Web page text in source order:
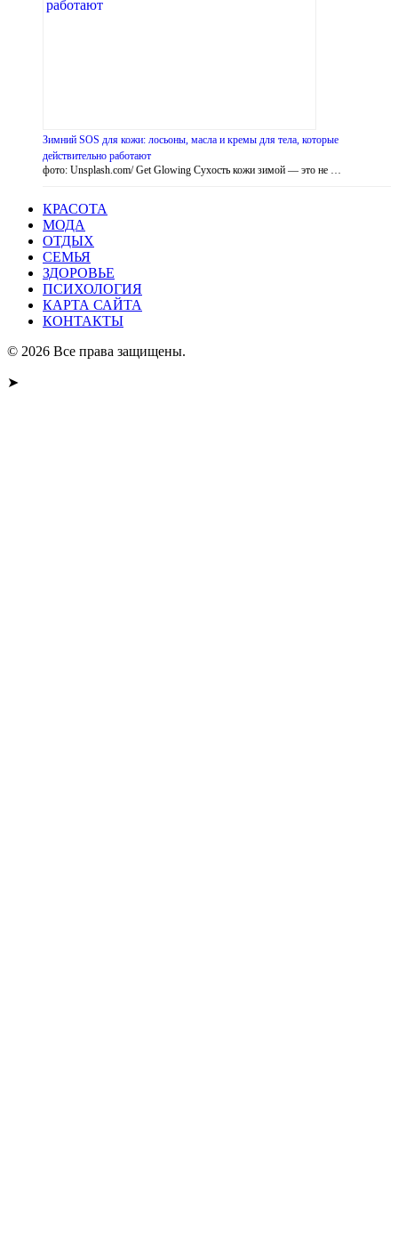
Зимний SOS для кожи: лосьоны, масла и кремы для тела, которые
действительно работают
фото: Unsplash.com/ Get Glowing Сухость кожи зимой — это не …
КРАСОТА
МОДА
ОТДЫХ
СЕМЬЯ
ЗДОРОВЬЕ
ПСИХОЛОГИЯ
КАРТА САЙТА
КОНТАКТЫ
© 2026 Все права защищены.
➤